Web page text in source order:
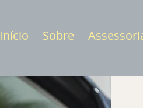
Início Sobre